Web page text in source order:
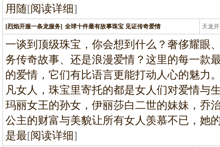
用随[阅读详细]
[烈焰开服一条龙服务] 全球十件最有故事珠宝 见证传奇爱情 天龙
一谈到顶级珠宝，你会想到什么？奢侈耀眼
务传奇故事、还是浪漫爱情？这里的每一款
的爱情，它们有比语言更能打动人心的魅力
凡女人，珠宝里寄托的都是女人们对爱情与
玛丽女王的孙女，伊丽莎白二世的妹妹，乔
公主的财富与美貌让所有女人羡慕不已，她
是最[阅读详细]